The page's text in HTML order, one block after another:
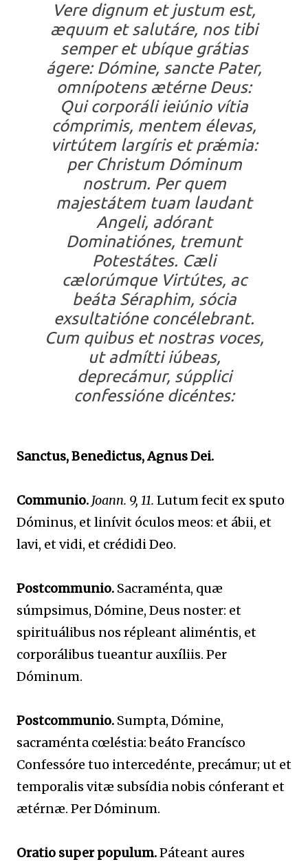
Vere dignum et justum est,
æquum et salutáre, nos tibi
semper et ubíque grátias
ágere: Dómine, sancte Pater,
omnípotens ætérne Deus:
Qui corporáli ieiúnio vítia
cómprimis, mentem élevas,
virtútem largíris et prǽmia:
per Christum Dóminum
nostrum. Per quem
majestátem tuam laudant
Angeli, adórant
Dominatiónes, tremunt
Potestátes. Cæli
cælorúmque Virtútes, ac
beáta Séraphim, sócia
exsultatióne concélebrant.
Cum quibus et nostras voces,
ut admítti iúbeas,
deprecámur, súpplici
confessióne dicéntes:
Sanctus, Benedictus, Agnus Dei.
Communio. Joann. 9, 11. Lutum fecit ex sputo
Dóminus, et linívit óculos meos: et ábii, et
lavi, et vidi, et crédidi Deo.
Postcommunio. Sacraménta, quæ
súmpsimus, Dómine, Deus noster: et
spirituálibus nos répleant aliméntis, et
corporálibus tueantur auxíliis. Per
Dóminum.
Postcommunio. Sumpta, Dómine,
sacraménta cœléstia: beáto Francísco
Confessóre tuo intercedénte, precámur; ut et
temporalis vitæ subsídia nobis cónferant et
ætérnæ. Per Dóminum.
Oratio super populum.Páteant aures